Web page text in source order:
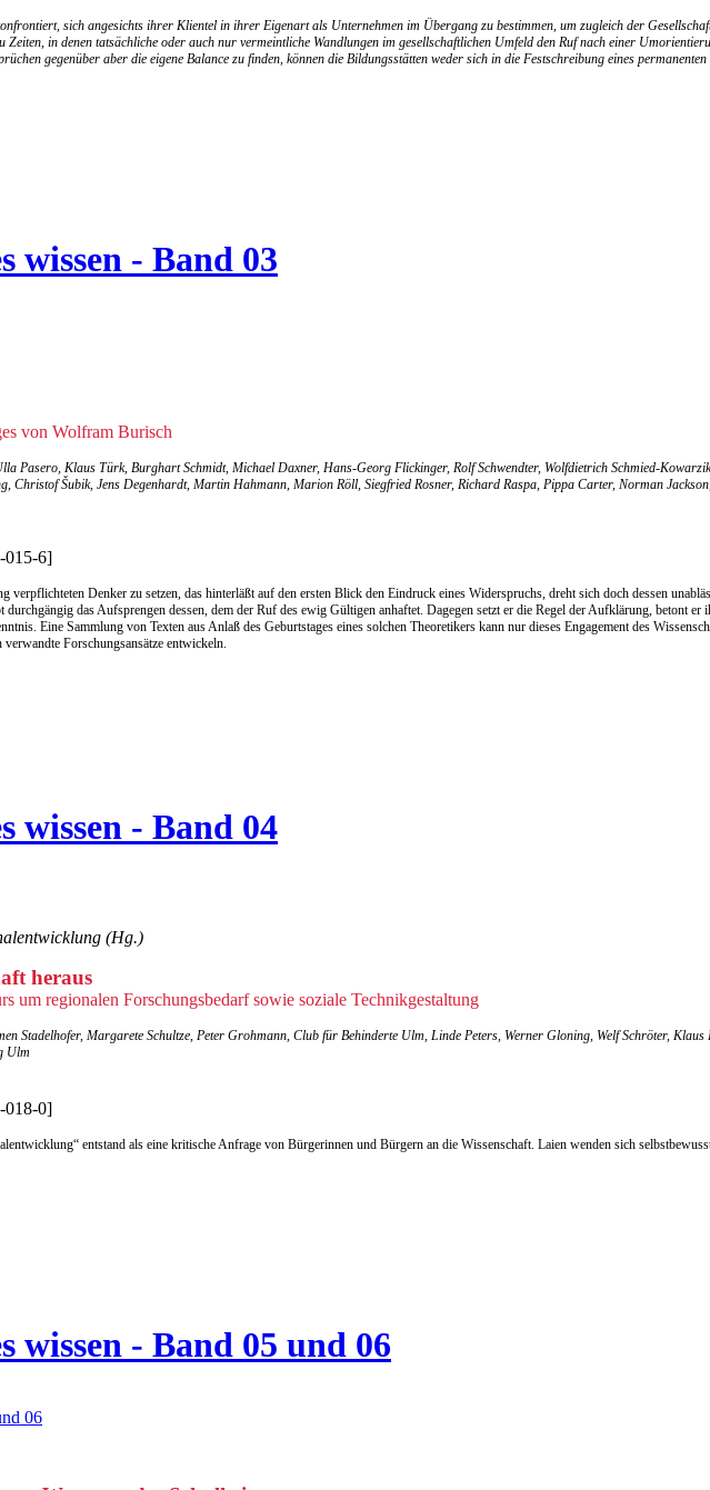
sich angesichts ihrer Klientel in ihrer Eigenart als Unternehmen im Übergang zu bestimmen, um zugleich der
in denen tatsächliche oder auch nur vermeintliche Wandlungen im gesellschaftlichen Umfeld den Ruf nach einer
gegenüber aber die eigene Balance zu finden, können die Bildungsstätten weder sich in die Festschreibung eines
wissen - Band 03
von Wolfram Burisch
Pasero, Klaus Türk, Burghart Schmidt, Michael Daxner, Hans-Georg Flickinger, Rolf Schwendter, Wolfdietrich Schmied-
Christof Šubik, Jens Degenhardt, Martin Hahmann, Marion Röll, Siegfried Rosner, Richard Raspa, Pippa Carter, Norman
015-6]
verpflichteten Denker zu setzen, das hinterläßt auf den ersten Blick den Eindruck eines Widerspruchs, dreht sich doch dessen
das Aufsprengen dessen, dem der Ruf des ewig Gültigen anhaftet. Dagegen setzt er die Regel der Aufklärung, betont
Eine Sammlung von Texten aus Anlaß des Geburtstages eines solchen Theoretikers kann nur dieses Engagement des
Forschungsansätze entwickeln.
wissen - Band 04
(Hg.)
heraus
um regionalen Forschungsbedarf sowie soziale Technikgestaltung
Stadelhofer, Margarete Schultze, Peter Grohmann, Club für Behinderte Ulm, Linde Peters, Werner Gloning, Welf Schröter,
Ulm
018-0]
entstand als eine kritische Anfrage von Bürgerinnen und Bürgern an die Wissenschaft. Laien wenden sich
wissen - Band 05 und 06